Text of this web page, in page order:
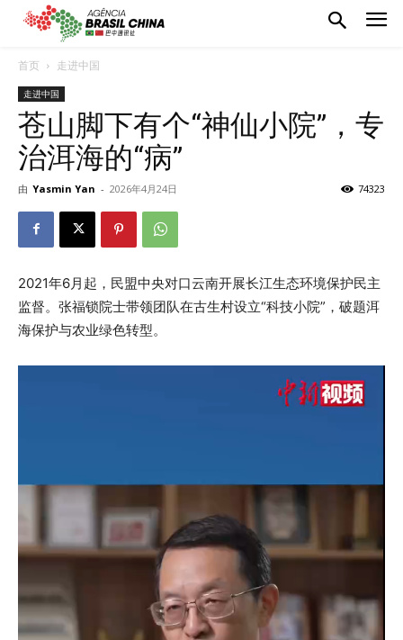
首页 走进中国
走进中国
苍山脚下有个“神仙小院”，专
治洱海的“病”
由 Yasmin Yan - 2026年4月24日 74323
2021年6月起，民盟中央对口云南开展长江生态环境保护民主
监督。张福锁院士带领团队在古生村设立“科技小院”，破题洱
海保护与农业绿色转型。